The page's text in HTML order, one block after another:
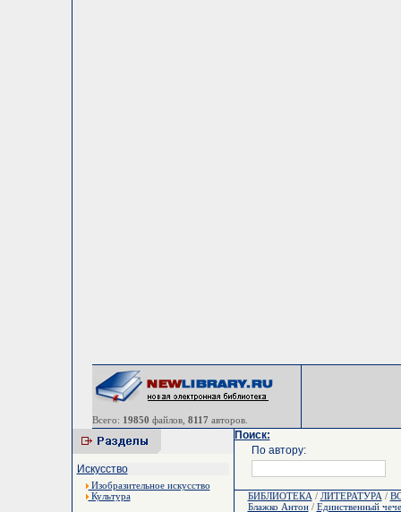
Всего: 19850 файлов, 8117 авторов.
Искусство
Изобразительное искусство
Культура
Поиск:
По автору:
БИБЛИОТЕКА / ЛИТЕРАТУРА /
Блажко Антон/ Единственный